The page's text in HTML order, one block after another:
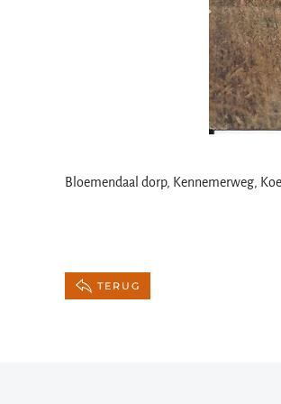
Bloemendaal dorp, Kennemerweg,
TERUG